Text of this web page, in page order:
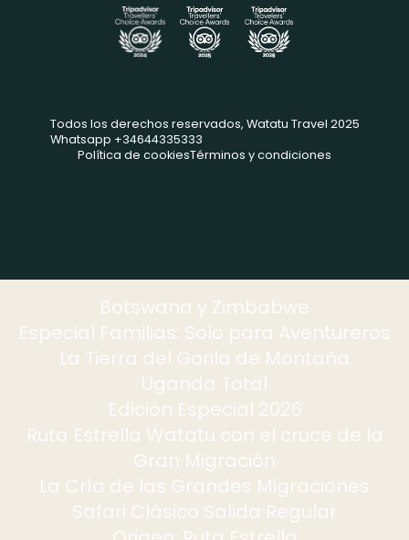
Todos los derechos reservados, Watatu Travel 2025
Whatsapp +34644335333
Política de cookiesTérminos y condiciones
Botswana y Zimbabwe
Especial Familias: Solo para Aventureros
La Tierra del Gorila de Montaña
Uganda Total
Edición Especial 2026
Ruta Estrella Watatu con el cruce de la
Gran Migración
La Cría de las Grandes Migraciones
Safari Clásico Salida Regular